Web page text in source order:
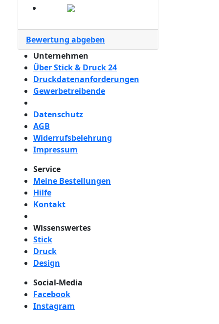
Bewertung abgeben
Unternehmen
Über Stick & Druck 24
Druckdatenanforderungen
Gewerbetreibende
Datenschutz
AGB
Widerrufsbelehrung
Impressum
Service
Meine Bestellungen
Hilfe
Kontakt
Wissenswertes
Stick
Druck
Design
Social-Media
Facebook
Instagram